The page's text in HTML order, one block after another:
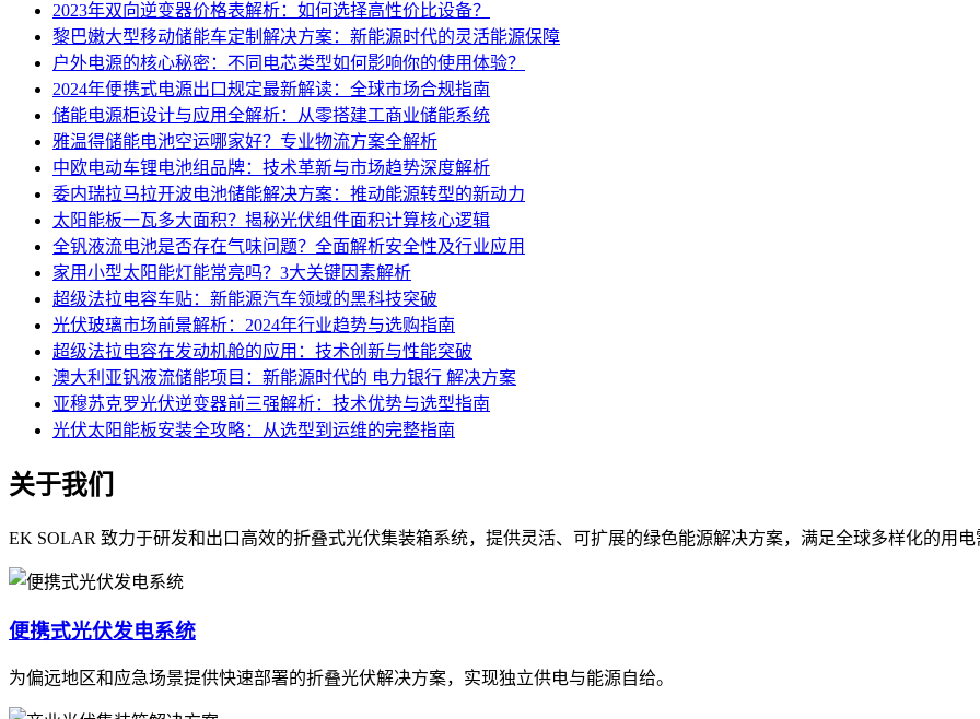
2023年双向逆变器价格表解析：如何选择高性价比设备？
黎巴嫩大型移动储能车定制解决方案：新能源时代的灵活能源保障
户外电源的核心秘密：不同电芯类型如何影响你的使用体验？
2024年便携式电源出口规定最新解读：全球市场合规指南
储能电源柜设计与应用全解析：从零搭建工商业储能系统
雅温得储能电池空运哪家好？专业物流方案全解析
中欧电动车锂电池组品牌：技术革新与市场趋势深度解析
委内瑞拉马拉开波电池储能解决方案：推动能源转型的新动力
太阳能板一瓦多大面积？揭秘光伏组件面积计算核心逻辑
全钒液流电池是否存在气味问题？全面解析安全性及行业应用
家用小型太阳能灯能常亮吗？3大关键因素解析
超级法拉电容车贴：新能源汽车领域的黑科技突破
光伏玻璃市场前景解析：2024年行业趋势与选购指南
超级法拉电容在发动机舱的应用：技术创新与性能突破
澳大利亚钒液流储能项目：新能源时代的 电力银行 解决方案
亚穆苏克罗光伏逆变器前三强解析：技术优势与选型指南
光伏太阳能板安装全攻略：从选型到运维的完整指南
关于我们
EK SOLAR 致力于研发和出口高效的折叠式光伏集装箱系统，提供灵活、可扩展的绿色能源解决方案，满足全球多样化的用电
便携式光伏发电系统
为偏远地区和应急场景提供快速部署的折叠光伏解决方案，实现独立供电与能源自给。